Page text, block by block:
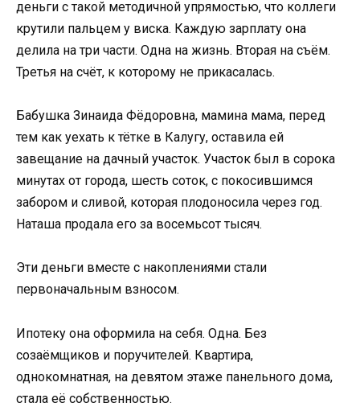
деньги с такой методичной упрямостью, что коллеги
крутили пальцем у виска. Каждую зарплату она
делила на три части. Одна на жизнь. Вторая на съём.
Третья на счёт, к которому не прикасалась.
Бабушка Зинаида Фёдоровна, мамина мама, перед
тем как уехать к тётке в Калугу, оставила ей
завещание на дачный участок. Участок был в сорока
минутах от города, шесть соток, с покосившимся
забором и сливой, которая плодоносила через год.
Наташа продала его за восемьсот тысяч.
Эти деньги вместе с накоплениями стали
первоначальным взносом.
Ипотеку она оформила на себя. Одна. Без
созаёмщиков и поручителей. Квартира,
однокомнатная, на девятом этаже панельного дома,
стала её собственностью.